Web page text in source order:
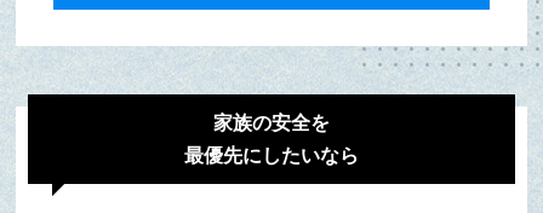
家族の安全を
最優先にしたいなら